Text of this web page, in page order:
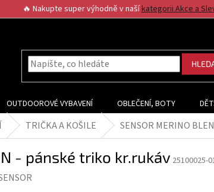
🔥 Nakupte super výhodně v našíkategorii Akce a
OUTDOOROVÉ VYBAVENÍ OBLEČENÍ, BOTY
TRIČKA A KOŠILE SENSOR MERINO
- pánské triko kr.rukáv 25100025-